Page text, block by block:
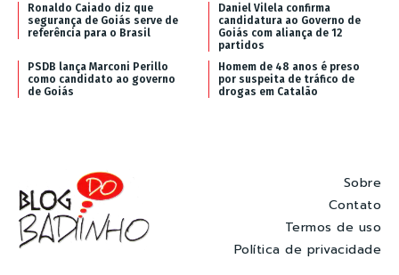
Ronaldo Caiado diz que
segurança de Goiás serve de
referência para o Brasil
Daniel Vilela confirma
candidatura ao Governo de
Goiás com aliança de 12
partidos
PSDB lança Marconi Perillo
como candidato ao governo
de Goiás
Homem de 48 anos é preso
por suspeita de tráfico de
drogas em Catalão
Sobre
Contato
Termos de uso
Política de privacidade